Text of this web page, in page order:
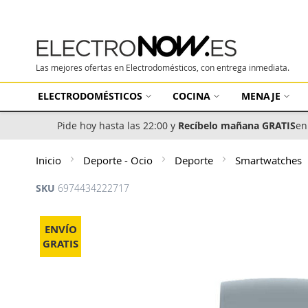
Las mejores ofertas en Electrodomésticos, con entrega inmediata.
ELECTRODOMÉSTICOS COCINA MENAJE
Pide hoy hasta las 22:00 y Recíbelo mañana GRATIS
Inicio Deporte - Ocio Deporte Smartwatches
ENVÍO
GRATIS
SKU 6974434222717
Saltar
final
de